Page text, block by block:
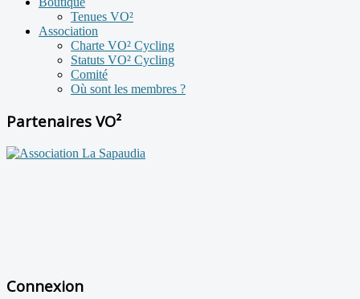
Tenues VO²
Association
Charte VO² Cycling
Statuts VO² Cycling
Comité
Où sont les membres ?
Partenaires VO²
Connexion